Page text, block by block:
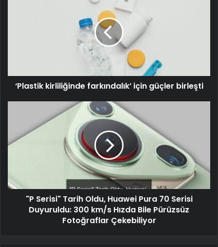
‘Plastik kirliliğinde farkındalık’ için güçler birleşti
"P Serisi" Tarih Oldu, Huawei Pura 70 Serisi
Duyuruldu: 300 km/s Hızda Bile Pürüzsüz
Fotoğraflar Çekebiliyor